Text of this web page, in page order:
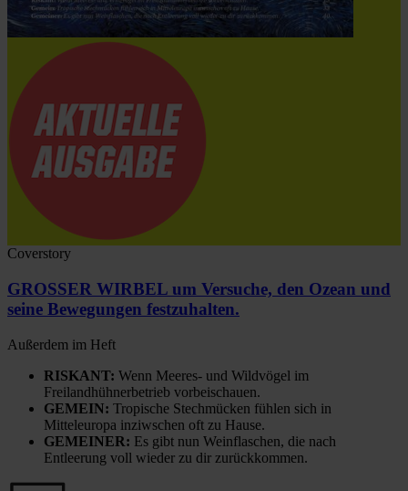
Coverstory
GROSSER WIRBEL um Versuche, den Ozean und
seine Bewegungen festzuhalten.
Außerdem im Heft
RISKANT: Wenn Meeres- und Wildvögel im
Freilandhühnerbetrieb vorbeischauen.
GEMEIN: Tropische Stechmücken fühlen sich in
Mitteleuropa inziwschen oft zu Hause.
GEMEINER: Es gibt nun Weinflaschen, die nach
Entleerung voll wieder zu dir zurückkommen.